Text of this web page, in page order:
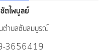
ตไพบูลย์
ตำบลซับสมบูรณ์
3656419